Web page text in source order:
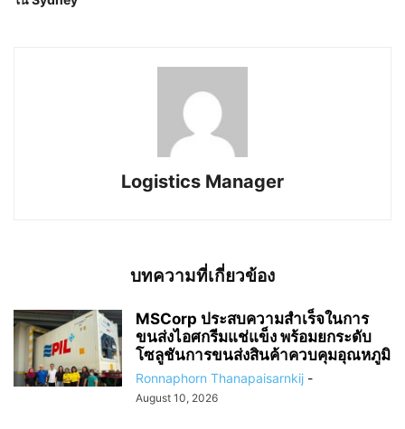
Logistics Manager
บทความที่เกี่ยวข้อง
MSCorp ประสบความสำเร็จในการ
ขนส่งไอศกรีมแช่แข็ง พร้อมยกระดับ
โซลูชันการขนส่งสินค้าควบคุมอุณหภูมิ
Ronnaphorn Thanapaisarnkij -
August 10, 2026